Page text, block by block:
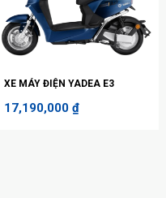
XE MÁY ĐIỆN YADEA E3
17,190,000 ₫